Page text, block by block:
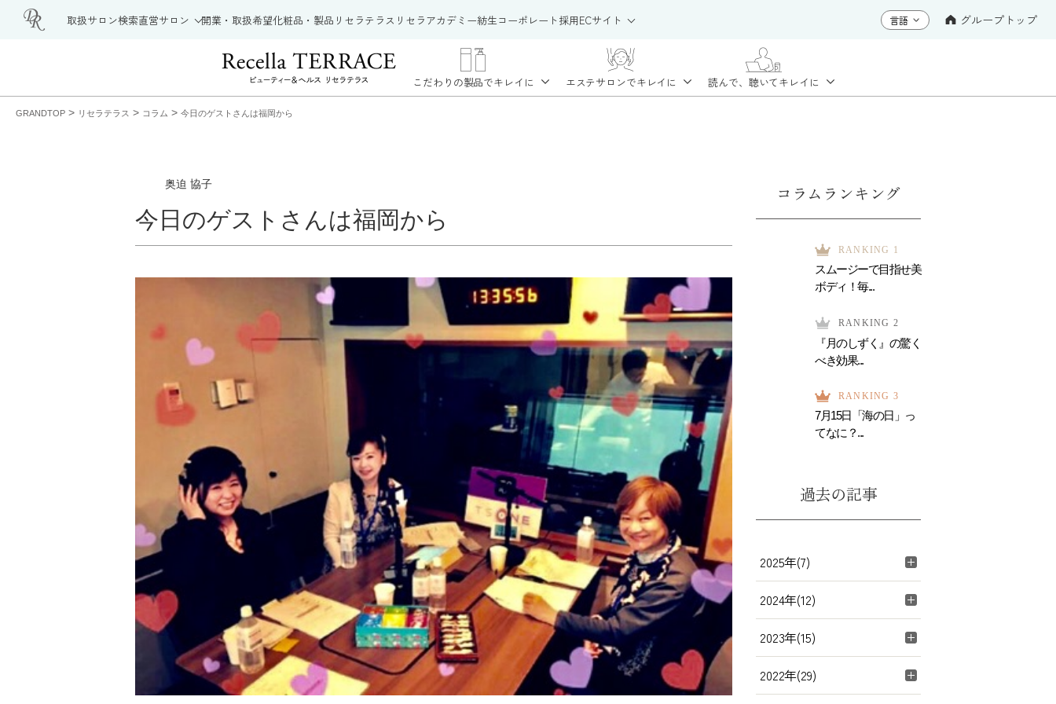
取扱サロン検索直営サロン 開業・取扱希望化粧品・製品 リセラテラス リセラアカデミー紡生コーポレート採用ECサイト グループトップ
こだわりの製品でキレイに エステサロンでキレイに 読んで、聴いてキレイに
GRANDTOP > リセラテラス > コラム > 今日のゲストさんは福岡から
奥迫 協子
今日のゲストさんは福岡から
コラムランキング
RANKING 1
スムージーで目指せ美
ボディ！毎...
RANKING 2
『月のしずく』の驚く
べき効果...
RANKING 3
7月15日「海の日」っ
てなに？...
過去の記事
2025年(7)
2024年(12)
2023年(15)
2022年(29)